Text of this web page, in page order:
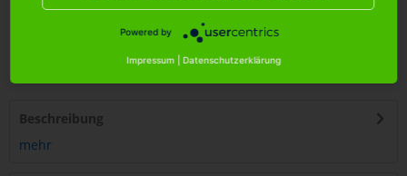
250255 421204
Beschreibung
mehr
Powered by
Impressum Datenschutzerklärung